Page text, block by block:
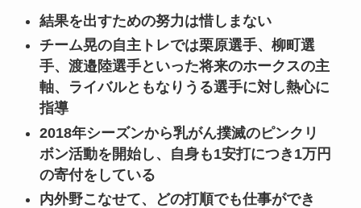
結果を出すための努力は惜しまない
チーム晃の自主トレでは栗原選手、柳町選
手、渡邉陸選手といった将来のホークスの主
軸、ライバルともなりうる選手に対し熱心に
指導
2018年シーズンから乳がん撲滅のピンクリ
ボン活動を開始し、自身も1安打につき1万円
の寄付をしている
内外野こなせて、どの打順でも仕事ができ